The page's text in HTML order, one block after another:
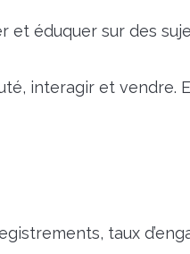
et éduquer sur des
interagir et vendre.
taux